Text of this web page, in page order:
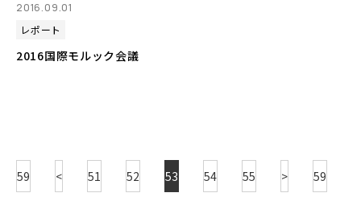
2016.09.01
レポート
2016国際モルック会議
59 < 51 52 53 54 55 > 59